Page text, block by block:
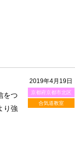
2019年4月19日
京都府京都市北区
合気道教室
をつ
り強